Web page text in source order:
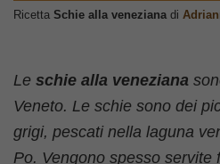
Ricetta Schie alla veneziana di
Le schie alla veneziana
Veneto. Le schie sono dei
grigi, pescati nella laguna
Po. Vengono spesso servite